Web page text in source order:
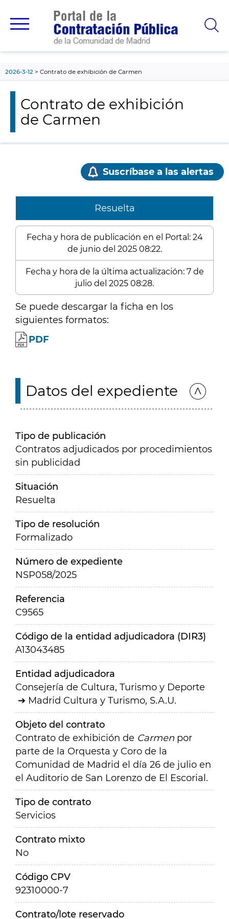
principal
2026-3-12 Contrato de exhibición de Carmen
Contrato de exhibición
de Carmen
Suscríbase a las alertas
Resuelta
Fecha y hora de publicación en el Portal: 24
de junio del 2025 08:22.
Fecha y hora de la última actualización: 7 de
julio del 2025 08:28.
Se puede descargar la ficha en los
siguientes formatos:
PDF
Datos del expediente
Tipo de publicación
Contratos adjudicados por procedimientos
sin publicidad
Situación
Resuelta
Tipo de resolución
Formalizado
Número de expediente
NSP058/2025
Referencia
C9565
Código de la entidad adjudicadora (DIR3)
A13043485
Entidad adjudicadora
Consejería de Cultura, Turismo y Deporte
Madrid Cultura y Turismo, S.A.U.
Objeto del contrato
Contrato de exhibición de Carmen por
parte de la Orquesta y Coro de la
Comunidad de Madrid el día 26 de julio en
el Auditorio de San Lorenzo de El Escorial.
Tipo de contrato
Servicios
Contrato mixto
No
Código CPV
92310000-7
Contrato/lote reservado